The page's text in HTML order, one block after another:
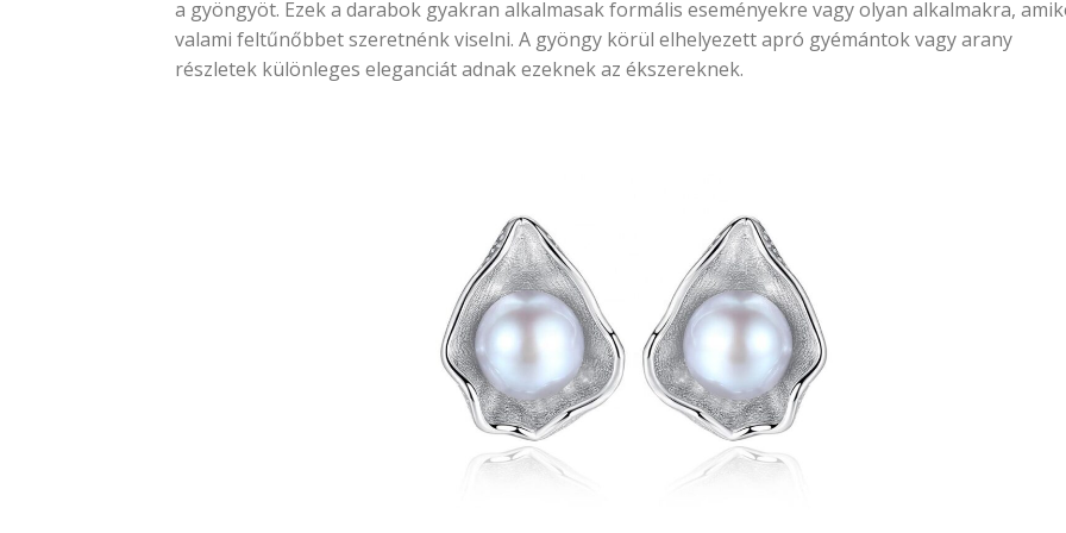
a gyöngyöt. Ezek a darabok gyakran alkalmasak formális eseményekre vagy olyan alkalmakra,
valami feltűnőbbet szeretnénk viselni. A gyöngy körül elhelyezett apró gyémántok vagy arany
részletek különleges eleganciát adnak ezeknek az ékszereknek.